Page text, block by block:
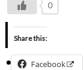
0
Share this:
Facebook